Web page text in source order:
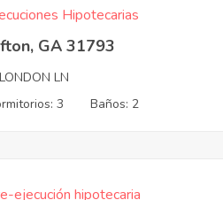
Hipotecarias
GA 31793
LONDON LN
3
Baños: 2
ejecución hipotecaria